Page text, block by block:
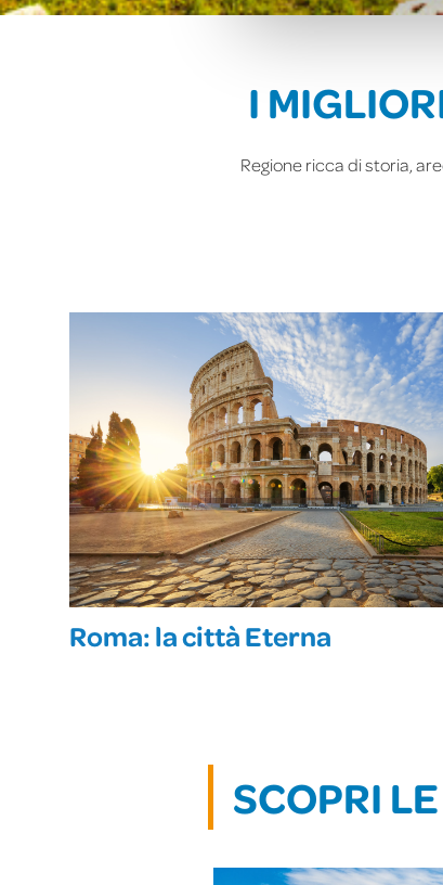
I
Regione ricca di storia,
Roma: la città Eterna
SCOPRI